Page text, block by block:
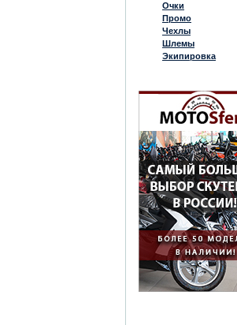
Очки
Промо
Чехлы
Шлемы
Экипировка